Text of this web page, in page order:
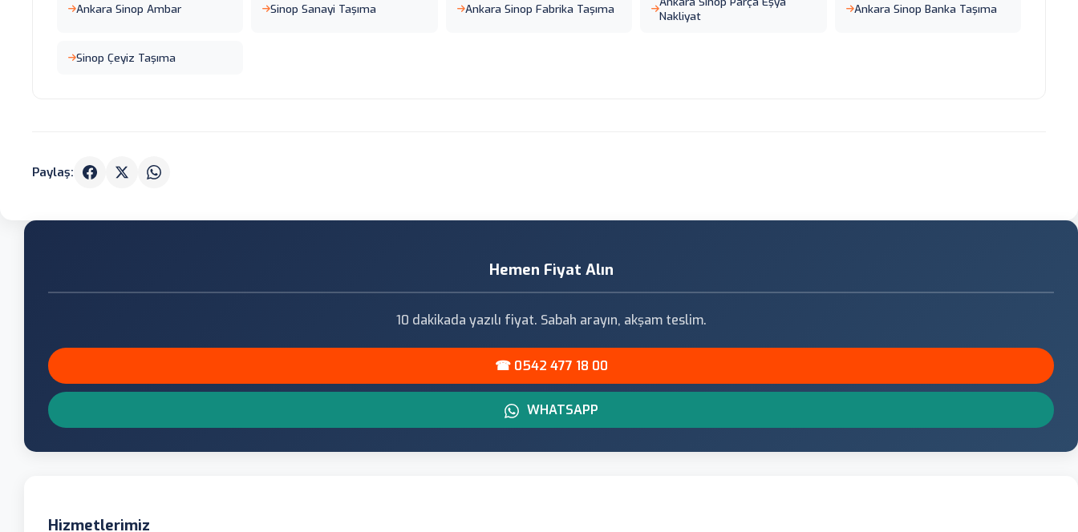
Ankara Sinop Ambar Sinop Sanayi Taşıma Ankara Sinop Fabrika Taşıma
Nakliyat
Ankara Sinop Banka Taşıma
Sinop Çeyiz Taşıma
Paylaş:
Hemen Fiyat Alın
10 dakikada yazılı fiyat. Sabah arayın, akşam teslim.
☎ 0542 477 18 00
WHATSAPP
Hizmetlerimiz